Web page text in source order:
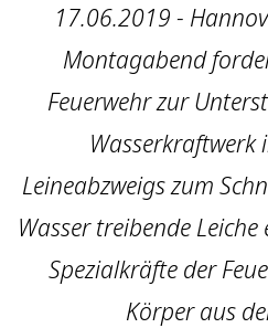
17.06.2019 -
Montagabend
Feuerwehr zur
Wasserkraftwerk
Leineabzweigs zum
Wasser treibende
Spezialkräfte der
Körper aus